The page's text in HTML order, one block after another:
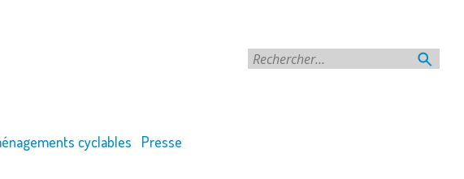
cyclables Presse